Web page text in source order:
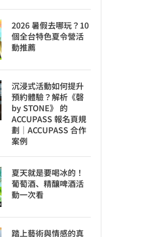
2026 暑假去哪玩？10
個全台特色夏令營活
動推薦
沉浸式活動如何提升
預約體驗？解析《磬
by STONE》 的
ACCUPASS 報名頁規
劃｜ACCUPASS 合作
案例
夏天就是要喝冰的！
葡萄酒、精釀啤酒活
動一次看
踏上藝術與情感的真